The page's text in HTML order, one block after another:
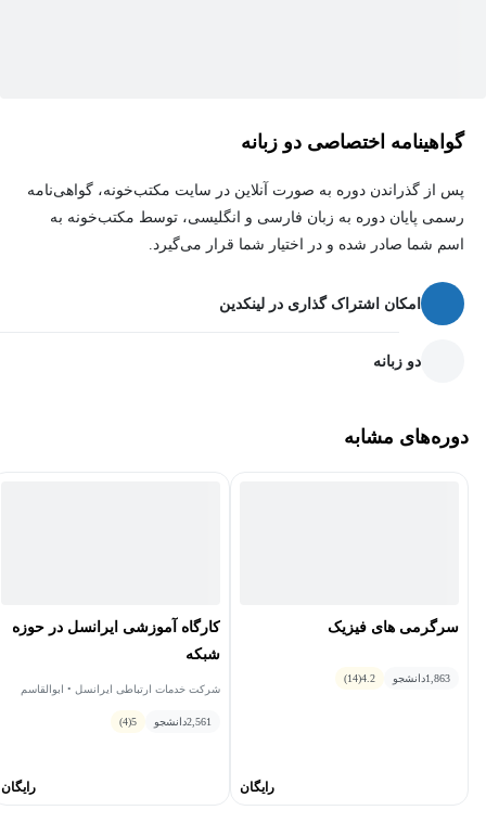
گواهینامه اختصاصی دو زبانه
پس از گذراندن دوره به صورت آنلاین در سایت مکتب‌خونه، گواهی‌نامه
رسمی پایان دوره به زبان فارسی و انگلیسی، توسط مکتب‌خونه به
اسم شما صادر شده و در اختیار شما قرار می‌گیرد.
امکان اشتراک گذاری در لینکدین
دو زبانه
دوره‌های مشابه
سرگرمی های فیزیک
1,863دانشجو 4.2
(14)
رایگان
کارگاه آموزشی ایرانسل در حوزه
شبکه
شرکت خدمات ارتباطی ایرانسل • ابوالقاسم
2,561دانشجو 5
(4)
رایگان